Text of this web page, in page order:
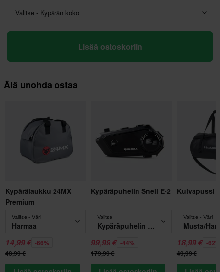
Valitse - Kypärän koko
Lisää ostoskoriin
Älä unohda ostaa
Kypärälaukku 24MX
Premium
Valitse - Väri
Harmaa
14,99 € -66%
43,99 €
Kypäräpuhelin Snell E-2
Valitse
Kypäräpuhelin Snell E-2
99,99 € -44%
179,99 €
Kuivapussi
Valitse - Väri
Musta/
18,99 € -62%
49,99 €